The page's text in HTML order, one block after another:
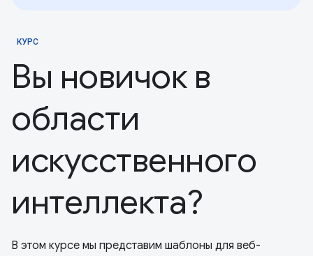
КУРС
Вы новичок в
области
искусственного
интеллекта?
В этом курсе мы представим шаблоны для веб-